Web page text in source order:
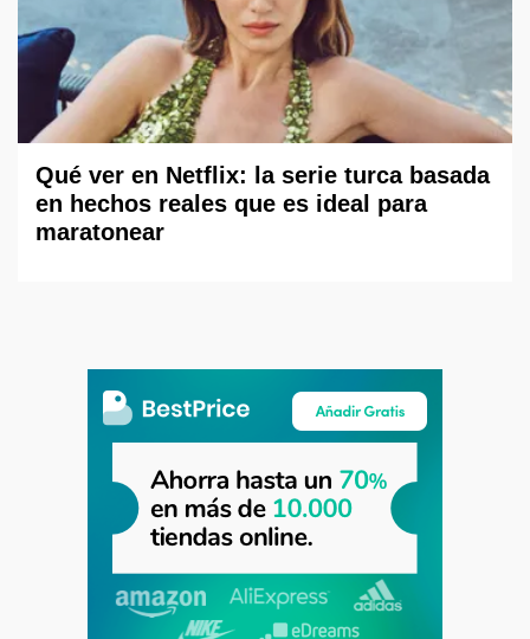
Qué ver en Netflix: la serie turca basada
en hechos reales que es ideal para
maratonear